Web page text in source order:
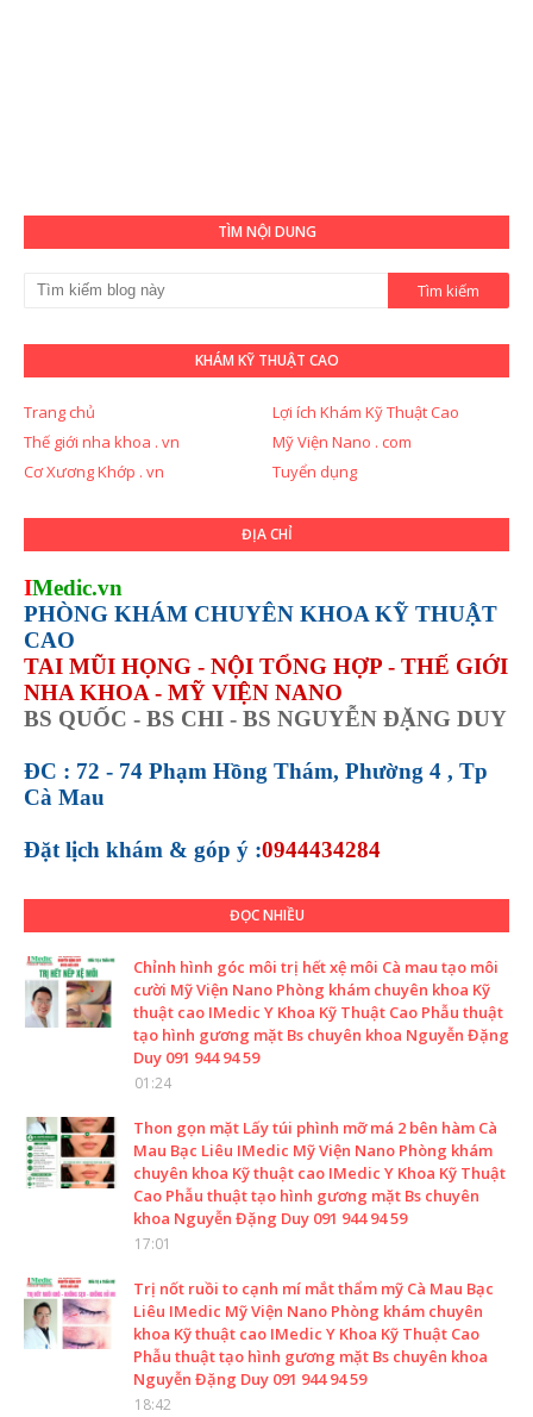
TÌM NỘI DUNG
KHÁM KỸ THUẬT CAO
Trang chủ
Lợi ích Khám Kỹ Thuật Cao
Thế giới nha khoa . vn
Mỹ Viện Nano . com
Cơ Xương Khớp . vn
Tuyển dụng
ĐỊA CHỈ
IMedic.vn
PHÒNG KHÁM CHUYÊN KHOA KỸ THUẬT
CAO
TAI MŨI HỌNG - NỘI TỔNG HỢP - THẾ GIỚI
NHA KHOA - MỸ VIỆN NANO
BS QUỐC - BS CHI - BS NGUYỄN ĐẶNG DUY
ĐC : 72 - 74 Phạm Hồng Thám, Phường 4 , Tp
Cà Mau
Đặt lịch khám & góp ý :0944434284
ĐỌC NHIỀU
Chỉnh hình góc môi trị hết xệ môi Cà mau tạo môi
cười Mỹ Viện Nano Phòng khám chuyên khoa Kỹ
thuật cao IMedic Y Khoa Kỹ Thuật Cao Phẫu thuật
tạo hình gương mặt Bs chuyên khoa Nguyễn Đặng
Duy 091 944 94 59
01:24
Thon gọn mặt Lấy túi phình mỡ má 2 bên hàm Cà
Mau Bạc Liêu IMedic Mỹ Viện Nano Phòng khám
chuyên khoa Kỹ thuật cao IMedic Y Khoa Kỹ Thuật
Cao Phẫu thuật tạo hình gương mặt Bs chuyên
khoa Nguyễn Đặng Duy 091 944 94 59
17:01
Trị nốt ruồi to cạnh mí mắt thẩm mỹ Cà Mau Bạc
Liêu IMedic Mỹ Viện Nano Phòng khám chuyên
khoa Kỹ thuật cao IMedic Y Khoa Kỹ Thuật Cao
Phẫu thuật tạo hình gương mặt Bs chuyên khoa
Nguyễn Đặng Duy 091 944 94 59
18:42